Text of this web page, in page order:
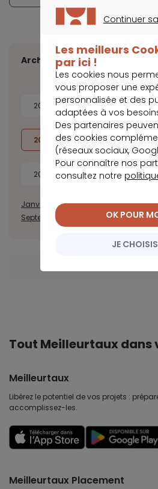
Archives
2026 2025
2022 2021
2018 2017
Janvier Février Mars Avril Mai
Septembre
Novembre
Tout Meilleurtaux dans
Meilleurtaux
Libérez le potentiel de vos projets :
accomplissez-les.
Meilleurtaux Placement
Continuer
Les meilleurs
par ici !
Les cookies nous
vous proposer une
personnalisée et des
adaptées à vos
Des partenaires
des cookies
(réseaux sociaux,
Pour connaître nos
consultez notre
JE CHOISIS
OK POUR